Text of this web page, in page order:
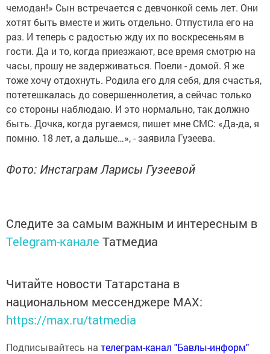
чемодан!» Сын встречается с девчонкой семь лет. Они
хотят быть вместе и жить отдельно. Отпустила его на
раз. И теперь с радостью жду их по воскресеньям в
гости. Да и то, когда приезжают, все время смотрю на
часы, прошу не задерживаться. Поели - домой. Я же
тоже хочу отдохнуть. Родила его для себя, для счастья,
потетешкалась до совершеннолетия, а сейчас только
со стороны наблюдаю. И это нормально, так должно
быть. Дочка, когда ругаемся, пишет мне СМС: «Да-да, я
помню. 18 лет, а дальше…», - заявила Гузеева.
Фото: Инстаграм Ларисы Гузеевой
Следите за самым важным и интересным в
Telegram-канале Татмедиа
Читайте новости Татарстана в
национальном мессенджере MАХ:
https://max.ru/tatmedia
Подписывайтесь на телеграм-канал "Бавлы-информ"